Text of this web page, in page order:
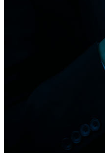
Muhasebe Emektir!